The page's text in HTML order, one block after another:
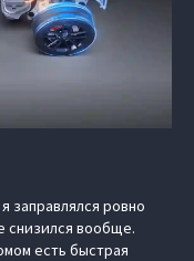
заправлялся ровно
снизился вообще.
есть быстрая